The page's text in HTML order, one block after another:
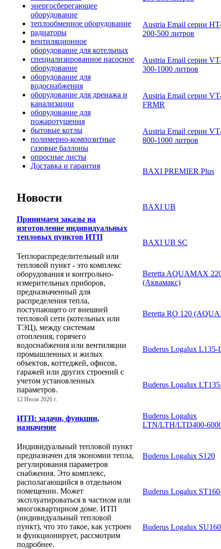
энергосберегающее
оборудование
теплообменное оборудование
радиаторы
вентиляционное
оборудование для котельных
специализированное насосное
оборудование
оборудование для
водоснабжения
оборудование для дренажа и
канализации
оборудование для
пожаротушения
бытовые котлы
полимерно-композитные
газовые баллоны
опросные листы
Доставка и гарантия
Новости
Принимаем заказы на
изготовление индивидуальных
тепловых пунктов ИТП
Теплораспределительный или
тепловой пункт - это комплекс
оборудования и контрольно-
измерительных приборов,
предназначенный для
распределения тепла,
поступающего от внешней
тепловой сети (котельных или
ТЭЦ), между системам
отопления, горячего
водоснабжения или вентиляции
промышленных и жилых
объектов, коттеджей, офисов,
гаражей или других строений с
учетом установленных
параметров.
12 Июля 2026 г.
ИТП: задачи, функции,
назначение
Индивидуальный тепловой пункт
предназначен для экономии тепла,
регулирования параметров
снабжения. Это комплекс,
располагающийся в отдельном
помещении. Может
эксплуатироваться в частном или
многоквартирном доме. ИТП
(индивидуальный тепловой
пункт), что это такое, как устроен
и функционирует, рассмотрим
подробнее.
Austria Email серии
200-500 литров
Austria Email серии
300-1000 литров
Austria Email серии
FRMR
Austria Email серии
800-1000 литров
BAXI PREMIER Plus
BAXI UB
BAXI UB SC
Beretta AQUAMAX
(Аквамакс)
Beretta RO 120
Buderus Logalux L135-
Buderus Logalux
Buderus Logalux
LTN/LTH/LTD400-
Buderus Logalux S120
Buderus Logalux
Buderus Logalux